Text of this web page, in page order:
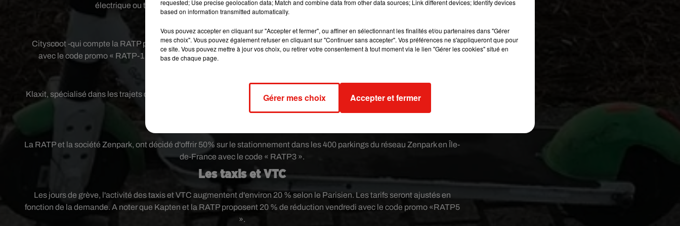
électrique ou trottinette avec le code promo « RATP050 » à entrer dans l'appli Uber.
Cityscoot -qui compte la RATP parmi ses actionnaires- offre 30 minutes de crédit gratuit vendredi à tous les utilisateurs
avec le code promo « RATP-1 ». Son concurrent COUP propose 30 minutes gratuites avec le code «PASLETIME ».
Klaxit, spécialisé dans les trajets domicile-travail, assurent la gratuité des voyages vendredi, avec une rémunération de 4€
La RATP et la société Zenpark, ont décidé d'offrir 50% sur le stationnement dans les 400 parkings du réseau Zenpark en Île-
de-France avec le code « RATP3 ».
Les taxis et VTC
Les jours de grève, l'activité des taxis et VTC augmentent d'environ 20 % selon le Parisien. Les tarifs seront ajustés en
fonction de la demande. A noter que Kapten et la RATP proposent 20 % de réduction vendredi avec le code promo «RATP5
».
requested; Use precise geolocation data; Match and combine data from other data sources; Link different devices; Identify devices
based on information transmitted automatically.
Vous pouvez accepter en cliquant sur "Accepter et fermer", ou affiner en sélectionnant les finalités et/ou partenaires dans "Gérer
mes choix". Vous pouvez également refuser en cliquant sur "Continuer sans accepter". Vos préférences ne s'appliqueront que pour
ce site. Vous pouvez mettre à jour vos choix, ou retirer votre consentement à tout moment via le lien "Gérer les cookies" situé en
bas de chaque page.
Gérer mes choix Accepter et fermer